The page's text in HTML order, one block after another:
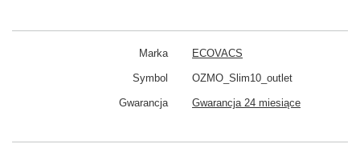
Marka ECOVACS
Symbol OZMO_Slim10_outlet
Gwarancja Gwarancja 24 miesiące